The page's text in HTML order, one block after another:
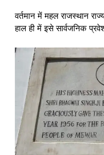
वर्तमान में महल राजस्थान
हाल ही में इसे सार्वजनिक